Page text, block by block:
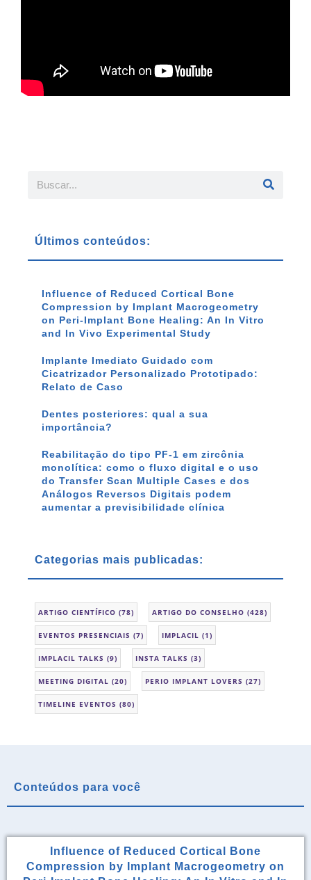
Últimos conteúdos:
Influence of Reduced Cortical Bone
Compression by Implant Macrogeometry
on Peri-Implant Bone Healing: An In Vitro
and In Vivo Experimental Study
Implante Imediato Guidado com
Cicatrizador Personalizado Prototipado:
Relato de Caso
Dentes posteriores: qual a sua
importância?
Reabilitação do tipo PF-1 em zircônia
monolítica: como o fluxo digital e o uso
do Transfer Scan Multiple Cases e dos
Análogos Reversos Digitais podem
aumentar a previsibilidade clínica
Categorias mais publicadas:
ARTIGO CIENTÍFICO (78) ARTIGO DO CONSELHO (428)
EVENTOS PRESENCIAIS (7) IMPLACIL (1)
IMPLACIL TALKS (9) INSTA TALKS (3)
MEETING DIGITAL (20) PERIO IMPLANT LOVERS (27)
TIMELINE EVENTOS (80)
Conteúdos para você
Influence of Reduced Cortical Bone
Compression by Implant Macrogeometry on